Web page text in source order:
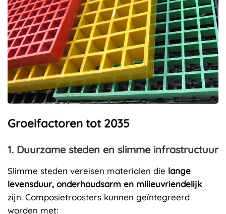
Groeifactoren tot 2035
1. Duurzame steden en slimme infrastructuur
Slimme steden vereisen materialen die lange
levensduur, onderhoudsarm en milieuvriendelijk
zijn. Composietroosters kunnen geïntegreerd
worden met: